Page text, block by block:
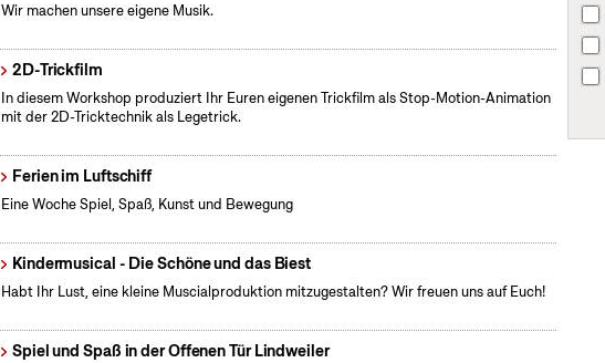
Wir machen unsere eigene Musik.
2D-Trickfilm
In diesem Workshop produziert Ihr Euren eigenen Trickfilm als Stop-Motion-Animation
mit der 2D-Tricktechnik als Legetrick.
Ferien im Luftschiff
Eine Woche Spiel, Spaß, Kunst und Bewegung
Kindermusical - Die Schöne und das Biest
Habt Ihr Lust, eine kleine Muscialproduktion mitzugestalten? Wir freuen uns auf Euch!
Spiel und Spaß in der Offenen Tür Lindweiler